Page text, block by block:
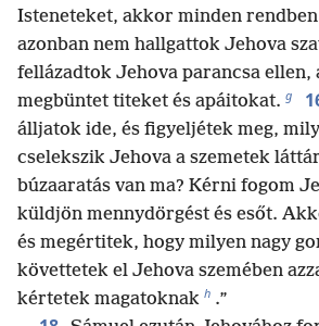
Isteneteket, akkor minden rendben
azonban nem hallgattok Jehova
fellázadtok Jehova parancsa
megbüntet titeket és apáitokat. g
álljatok ide, és figyeljétek meg,
cselekszik Jehova a szemetek
búzaaratás van ma? Kérni fogom
küldjön mennydörgést és esőt.
és megértitek, hogy milyen nagy
követtetek el Jehova szemében
kértetek magatoknak h .”